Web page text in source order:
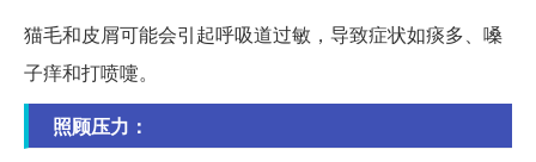
猫毛和皮屑可能会引起呼吸道过敏，导致症状如痰多、嗓
子痒和打喷嚏。
照顾压力：